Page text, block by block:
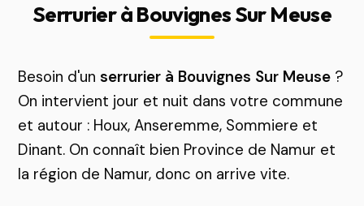
Serrurier à Bouvignes Sur Meuse
Besoin d'unserrurier à Bouvignes Sur Meuse ?
On intervient jour et nuit dans votre commune
et autour : Houx, Anseremme, Sommiere et
Dinant. On connaît bien Province de Namur et
la région de Namur, donc on arrive vite.